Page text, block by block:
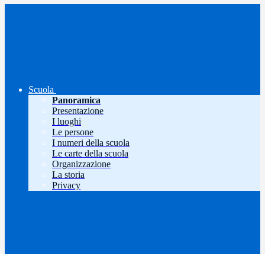
Scuola
Panoramica
Presentazione
I luoghi
Le persone
I numeri della scuola
Le carte della scuola
Organizzazione
La storia
Privacy